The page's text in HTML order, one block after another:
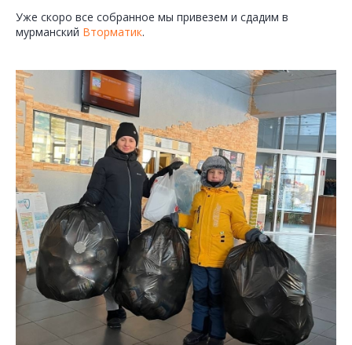
Уже скоро все собранное мы привезем и сдадим в
мурманский Вторматик.